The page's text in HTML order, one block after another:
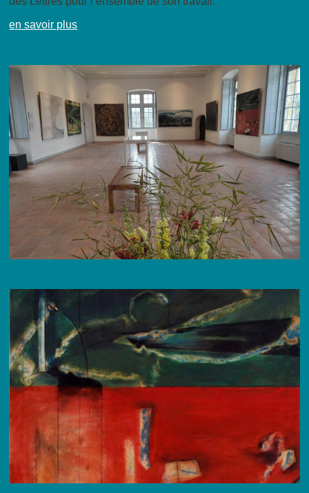
en savoir plus